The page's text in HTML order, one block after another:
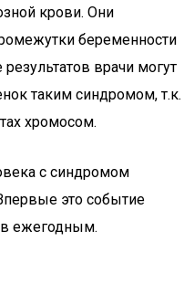
крови. Они
беременности
врачи могут
таким синдромом, т.к.
хромосом.
с синдромом
это событие
ежегодным.